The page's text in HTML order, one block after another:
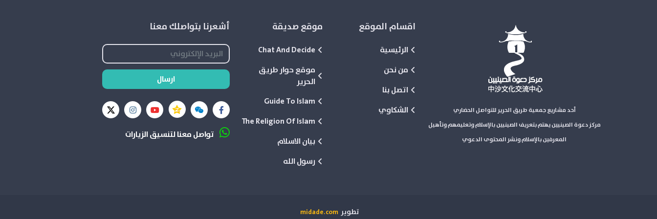
أحد مشاريع جمعية طريق الحرير للتواصل الحضاري
مركز دعوة الصينيين يهتم بتعريف الصينيين بالإسلام وتعليمهم وتأهيل
المعرفين بالإسلام ونشر المحتوى الدعوي
اقسام الموقع
الرئيسية
من نحن
اتصل بنا
الشكاوي
موقع صديقة
Chat And Decide
موقع حوار طريق
الحرير
Guide To Islam
The Religion Of Islam
بيان الاسلام
رسول الله
أشعرنا بتواصلك معنا
ارسال
تواصل معنا لتنسيق الزيارات
تطوير midade.com